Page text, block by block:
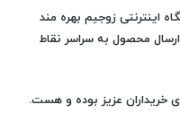
اینترنتی زوجیم بهره مند
محصول به سراسر نقاط
خریداران عزیز بوده و هست.